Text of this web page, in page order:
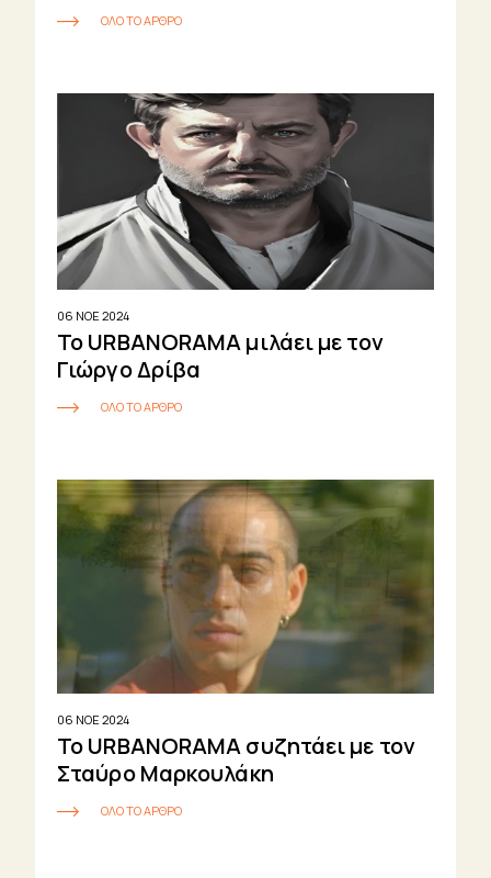
ΟΛΟ ΤΟ ΑΡΘΡΟ
06 ΝΟΕ 2024
Το URBANORAMA μιλάει με τον
Γιώργο Δρίβα
ΟΛΟ ΤΟ ΑΡΘΡΟ
06 ΝΟΕ 2024
Το URBANORAMA συζητάει με τον
Σταύρο Μαρκουλάκη
ΟΛΟ ΤΟ ΑΡΘΡΟ